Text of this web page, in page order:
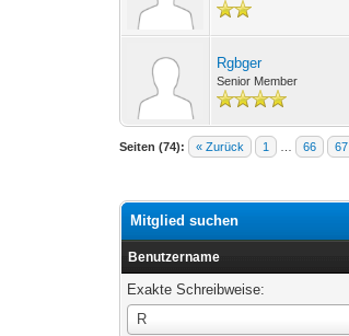
Rgbger
Senior Member
Seiten (74): « Zurück 1 66 67
Mitglied suchen
Benutzername
Exakte Schreibweise:
R
Benutzername